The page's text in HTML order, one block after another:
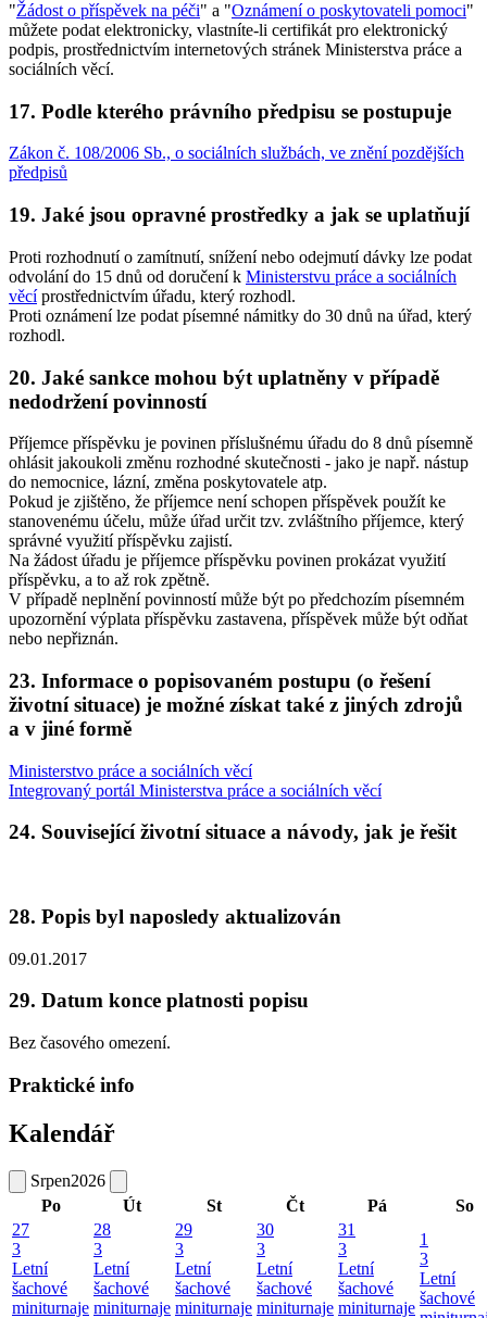
"Žádost o příspěvek na péči" a "Oznámení o poskytovateli pomoci"
můžete podat elektronicky, vlastníte-li certifikát pro elektronický
podpis, prostřednictvím internetových stránek Ministerstva práce a
sociálních věcí.
17. Podle kterého právního předpisu se postupuje
Zákon č. 108/2006 Sb., o sociálních službách, ve znění pozdějších
předpisů
19. Jaké jsou opravné prostředky a jak se uplatňují
Proti rozhodnutí o zamítnutí, snížení nebo odejmutí dávky lze podat
odvolání do 15 dnů od doručení k Ministerstvu práce a sociálních
věcíprostřednictvím úřadu, který rozhodl.
Proti oznámení lze podat písemné námitky do 30 dnů na úřad, který
rozhodl.
20. Jaké sankce mohou být uplatněny v případě
nedodržení povinností
Příjemce příspěvku je povinen příslušnému úřadu do 8 dnů písemně
ohlásit jakoukoli změnu rozhodné skutečnosti - jako je např. nástup
do nemocnice, lázní, změna poskytovatele atp.
Pokud je zjištěno, že příjemce není schopen příspěvek použít ke
stanovenému účelu, může úřad určit tzv. zvláštního příjemce, který
správné využití příspěvku zajistí.
Na žádost úřadu je příjemce příspěvku povinen prokázat využití
příspěvku, a to až rok zpětně.
V případě neplnění povinností může být po předchozím písemném
upozornění výplata příspěvku zastavena, příspěvek může být odňat
nebo nepřiznán.
23. Informace o popisovaném postupu (o řešení
životní situace) je možné získat také z jiných zdrojů
a v jiné formě
Ministerstvo práce a sociálních věcí
Integrovaný portál Ministerstva práce a sociálních věcí
24. Související životní situace a návody, jak je řešit
28. Popis byl naposledy aktualizován
09.01.2017
29. Datum konce platnosti popisu
Bez časového omezení.
Praktické info
Kalendář
Srpen2026
Po
Út St Čt Pá
So
27
3
Letní
šachové
miniturnaje
28
3
Letní
šachové
miniturnaje
29
3
Letní
šachové
miniturnaje
30
3
Letní
šachové
miniturnaje
31
3
Letní
šachové
miniturnaje
1
3
Letní
šachové